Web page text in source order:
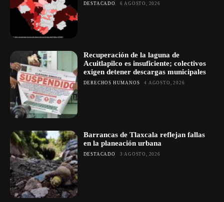
DESTACADO 6 AGOSTO, 2026
Recuperación de la laguna de
Acuitlapilco es insuficiente; colectivos
exigen detener descargas municipales
DERECHOS HUMANOS 4 AGOSTO, 2026
Barrancas de Tlaxcala reflejan fallas
en la planeación urbana
DESTACADO 3 AGOSTO, 2026